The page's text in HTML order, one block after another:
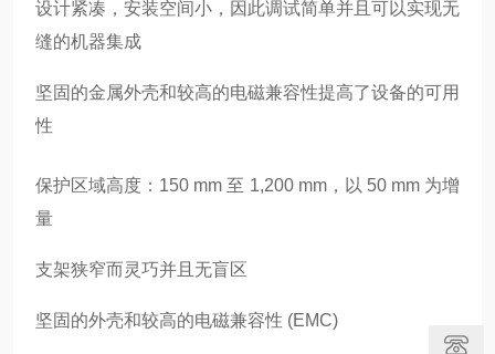
设计紧凑，安装空间小，因此调试简单并且可以实现无
缝的机器集成
坚固的金属外壳和较高的电磁兼容性提高了设备的可用
性
保护区域高度：150 mm 至 1,200 mm，以 50 mm 为增
量
支架狭窄而灵巧并且无盲区
坚固的外壳和较高的电磁兼容性 (EMC)